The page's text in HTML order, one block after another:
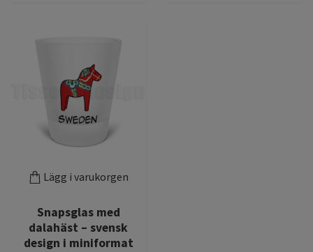
Lägg i varukorgen
Snapsglas med
dalahäst – svensk
design i miniformat